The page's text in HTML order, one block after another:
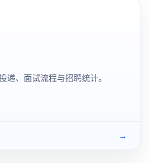
递、面试流程与招聘统计。
→